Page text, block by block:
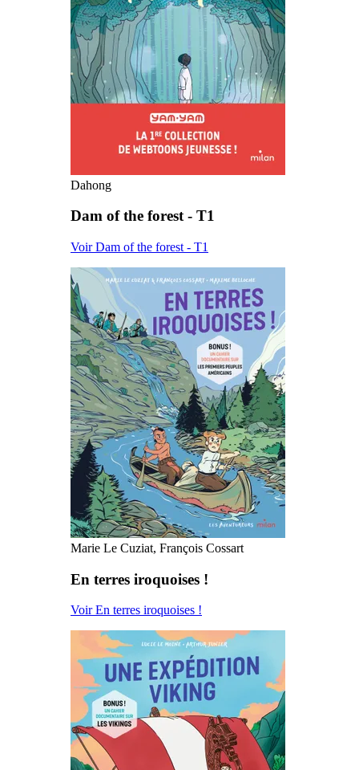
Dahong
Dam of the forest - T1
Voir Dam of the forest - T1
Marie Le Cuziat, François Cossart
En terres iroquoises !
Voir En terres iroquoises !